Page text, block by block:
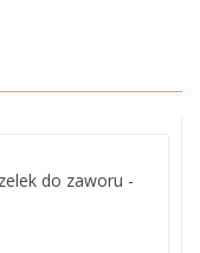
do zaworu -